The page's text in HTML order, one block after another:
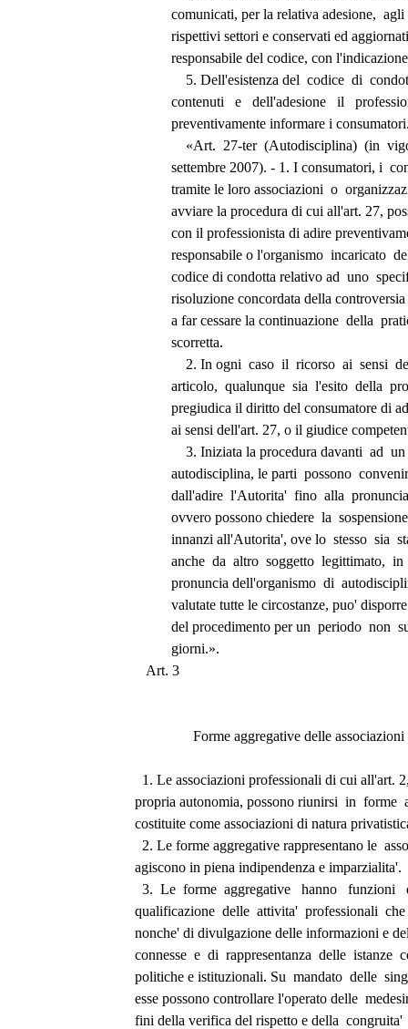
comunicati, per la relativa adesione,
rispettivi settori e conservati ed
responsabile del codice, con
5. Dell'esistenza del  codice  di
contenuti   e   dell'adesione   il
preventivamente informare i
«Art.  27-ter  (Autodisciplina)  (in
settembre 2007). - 1. I consumatori, i
tramite le loro associazioni  o
avviare la procedura di cui all'art.
con il professionista di adire
responsabile o l'organismo  incaricato
codice di condotta relativo ad  uno
risoluzione concordata della
a far cessare la continuazione  della
          scorretta.
2. In ogni  caso  il  ricorso  ai
articolo,  qualunque  sia  l'esito  della
pregiudica il diritto del consumatore di
ai sensi dell'art. 27, o il giudice
3. Iniziata la procedura davanti
autodisciplina, le parti  possono
dall'adire  l'Autorita'  fino  alla
ovvero possono chiedere  la
innanzi all'Autorita', ove lo  stesso  sia
anche  da  altro  soggetto  legittimato,
pronuncia dell'organismo  di
valutate tutte le circostanze, puo'
del procedimento per un  periodo  non
          giorni.».
   Art. 3
                Forme aggregative delle associazioni
1. Le associazioni professionali di cui
propria autonomia, possono riunirsi  in  forme
costituite come associazioni di natura
2. Le forme aggregative rappresentano le
agiscono in piena indipendenza e imparzialita'.
3.  Le  forme  aggregative   hanno   funzioni
qualificazione  delle  attivita'  professionali  che
nonche' di divulgazione delle informazioni e
connesse  e  di  rappresentanza  delle  istanze
politiche e istituzionali. Su  mandato  delle
esse possono controllare l'operato delle
fini della verifica del rispetto e della  congruita'